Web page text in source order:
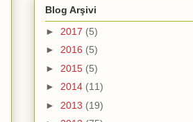
Blog Arşivi
► 2017 (5)
► 2016 (5)
► 2015 (5)
► 2014 (11)
► 2013 (19)